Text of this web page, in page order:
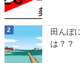
田んぼ
は？？